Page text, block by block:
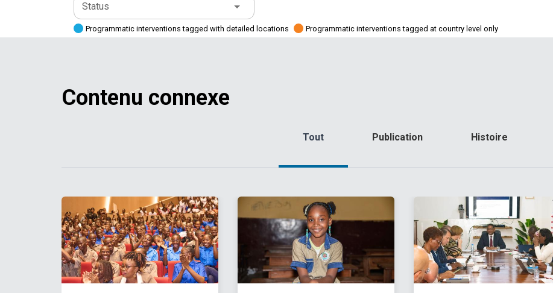
Status
Programmatic interventions tagged with detailed locations Programmatic interventions tagged at country level only
Contenu connexe
Tout Publication Histoire